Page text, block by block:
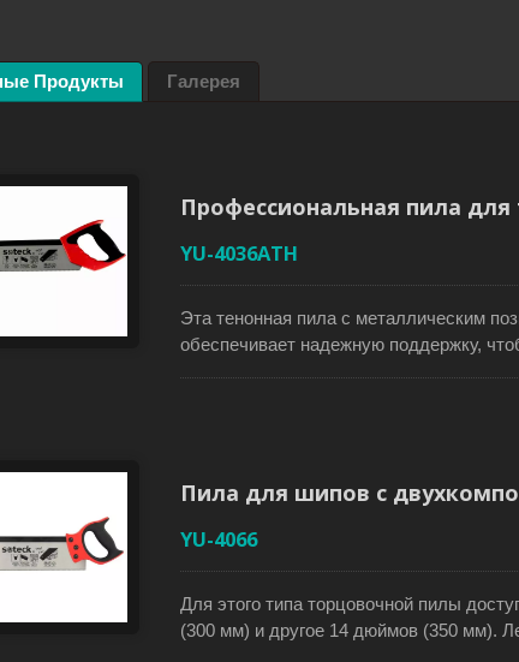
лезвием
Японская ручная пила
Продукты Галерея
Профессиональная пила для
YU-4036ATH
Эта тенонная пила с металлическим
обеспечивает надежную поддержку,
обеспечения безопасности,
предназначен для деревообработки.
Пила для шипов с
YU-4066
Для этого типа торцовочной пилы
(300 мм) и другое 14 дюймов (350 мм).